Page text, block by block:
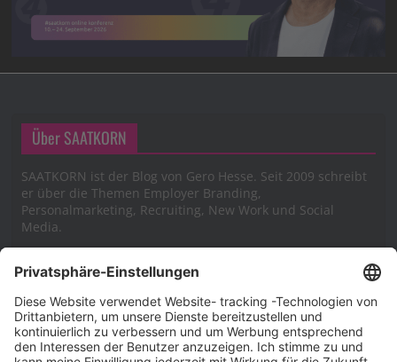
Über SAATKORN
SAATKORN ist der Blog von Gero Hesse. Seit 2009 schreibt
er über die Themen Employer Branding,
Personalmarketing, Recruiting, New Work und Social
Media.
Impressum